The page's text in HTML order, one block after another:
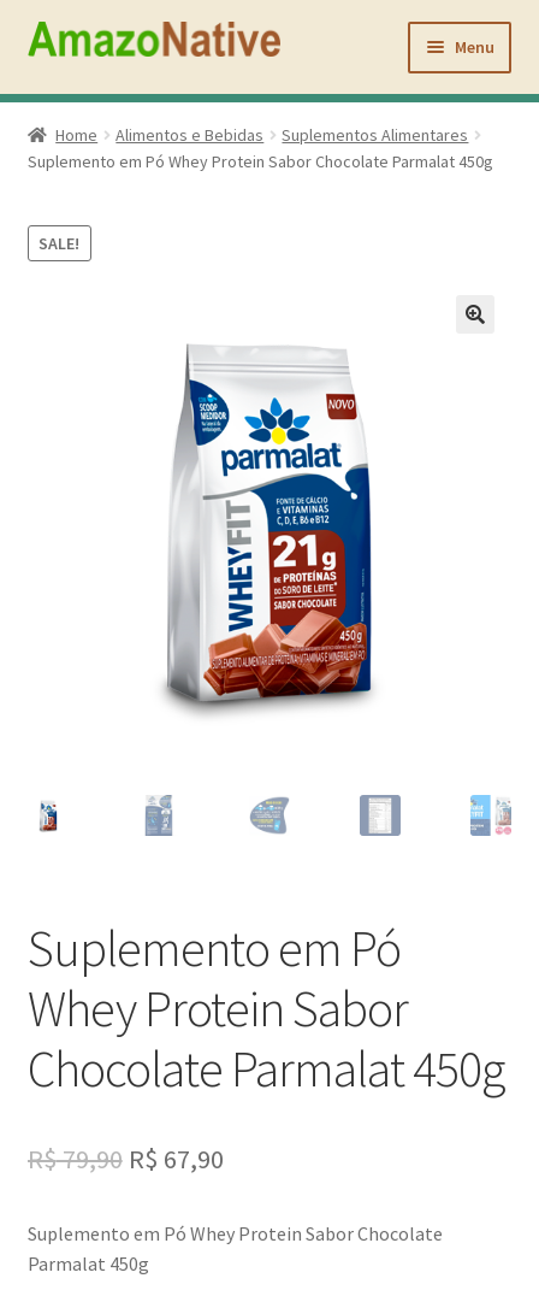
para
para
conteúdo
Menu
Inicio
Açaí Coffee
Atacado
Home Alimentos e Bebidas
Suplementos Alimentares
Suplemento em Pó Whey Protein Sabor Chocolate Parmalat 450g
SALE!
Suplemento em Pó
Whey Protein Sabor
Chocolate Parmalat 450g
R$79,90 Original
was:
R$ 67,90Current
is:
Suplemento em Pó Whey Protein Sabor Chocolate
Parmalat 450g